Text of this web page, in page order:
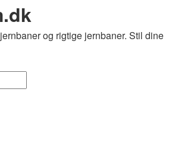
og rigtige jernbaner. Stil dine